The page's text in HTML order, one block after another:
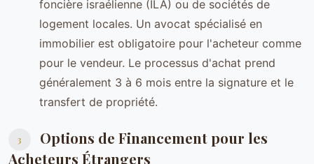
foncière israélienne (ILA) ou de sociétés de
logement locales. Un avocat spécialisé en
immobilier est obligatoire pour l'acheteur comme
pour le vendeur. Le processus d'achat prend
généralement 3 à 6 mois entre la signature et le
transfert de propriété.
3
Options de Financement pour les
Acheteurs Étrangers